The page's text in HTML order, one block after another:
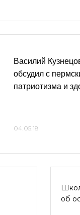
Василий
обсудил с
патриотизма и
04.05.18
об